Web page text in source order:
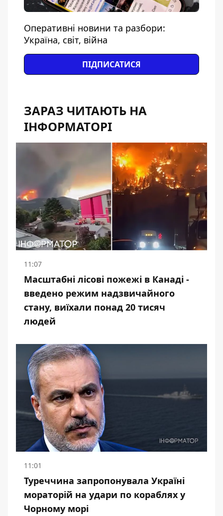
Оперативні новини та разбори:
Україна, світ, війна
ПІДПИСАТИСЯ
ЗАРАЗ ЧИТАЮТЬ НА
ІНФОРМАТОРІ
11:07
Масштабні лісові пожежі в Канаді -
введено режим надзвичайного
стану, виїхали понад 20 тисяч
людей
11:01
Туреччина запропонувала Україні
мораторій на удари по кораблях у
Чорному морі